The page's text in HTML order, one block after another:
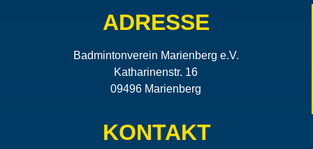
ADRESSE
Badmintonverein Marienberg e.V.
Katharinenstr. 16
09496 Marienberg
KONTAKT